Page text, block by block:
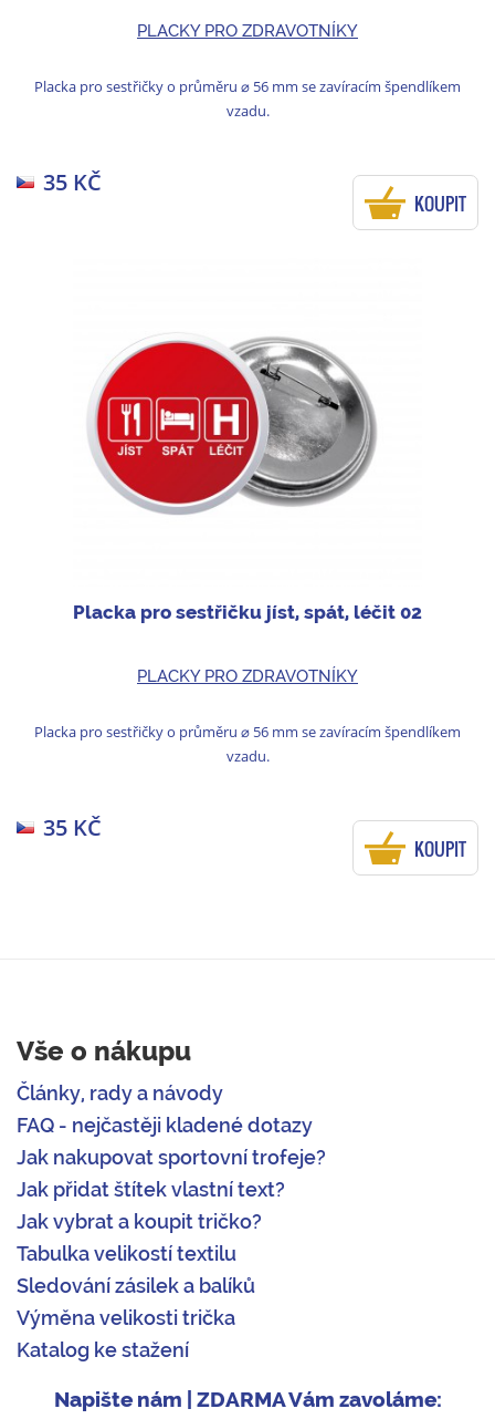
PLACKY PRO ZDRAVOTNÍKY
Placka pro sestřičky o průměru ⌀ 56 mm se zavíracím špendlíkem
vzadu.
35 KČ
KOUPIT
Placka pro sestřičku jíst, spát, léčit 02
PLACKY PRO ZDRAVOTNÍKY
Placka pro sestřičky o průměru ⌀ 56 mm se zavíracím špendlíkem
vzadu.
35 KČ
KOUPIT
Vše o nákupu
Články, rady a návody
FAQ - nejčastěji kladené dotazy
Jak nakupovat sportovní trofeje?
Jak přidat štítek vlastní text?
Jak vybrat a koupit tričko?
Tabulka velikostí textilu
Sledování zásilek a balíků
Výměna velikosti trička
Katalog ke stažení
Napište nám | ZDARMA Vám zavoláme: